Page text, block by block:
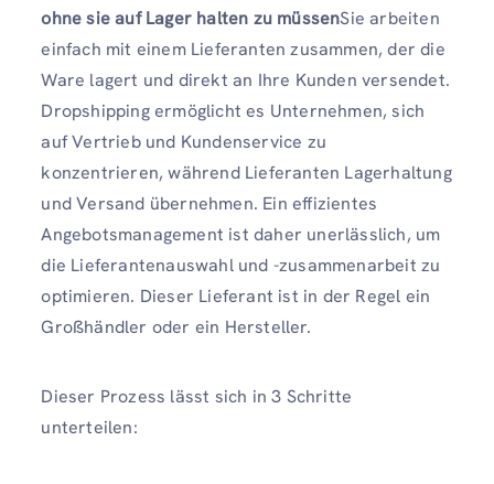
ohne sie auf Lager halten zu müssenSie arbeiten
einfach mit einem Lieferanten zusammen, der die
Ware lagert und direkt an Ihre Kunden versendet.
Dropshipping ermöglicht es Unternehmen, sich
auf Vertrieb und Kundenservice zu
konzentrieren, während Lieferanten Lagerhaltung
und Versand übernehmen. Ein effizientes
Angebotsmanagement ist daher unerlässlich, um
die Lieferantenauswahl und -zusammenarbeit zu
optimieren. Dieser Lieferant ist in der Regel ein
Großhändler oder ein Hersteller.
Dieser Prozess lässt sich in 3 Schritte
unterteilen: